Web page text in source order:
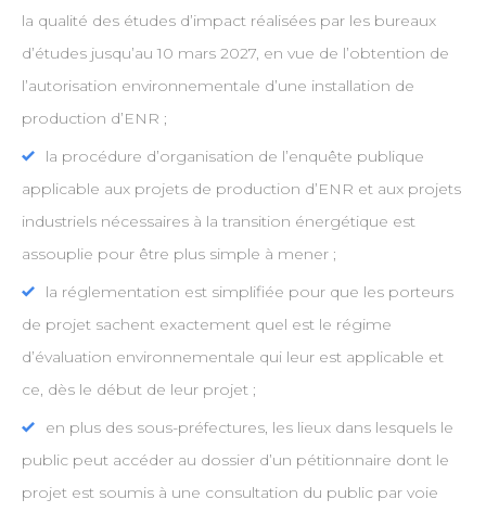
la qualité des études d’impact réalisées par les bureaux
d’études jusqu’au 10 mars 2027, en vue de l’obtention de
l’autorisation environnementale d’une installation de
production d’ENR ;
la procédure d’organisation de l’enquête publique
applicable aux projets de production d’ENR et aux projets
industriels nécessaires à la transition énergétique est
assouplie pour être plus simple à mener ;
la réglementation est simplifiée pour que les porteurs
de projet sachent exactement quel est le régime
d’évaluation environnementale qui leur est applicable et
ce, dès le début de leur projet ;
en plus des sous-préfectures, les lieux dans lesquels le
public peut accéder au dossier d’un pétitionnaire dont le
projet est soumis à une consultation du public par voie